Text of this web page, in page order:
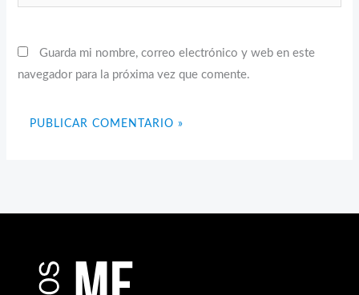
Guarda mi nombre, correo electrónico y web en este
navegador para la próxima vez que comente.